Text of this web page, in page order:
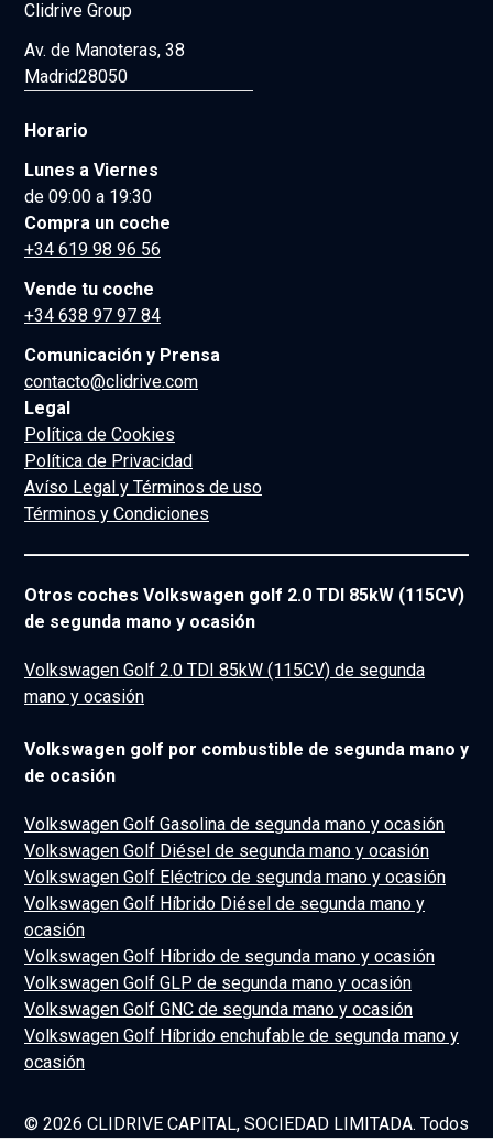
Clidrive Group
Av. de Manoteras, 38
Madrid28050
Horario
Lunes a Viernes
de 09:00 a 19:30
Compra un coche
+34 619 98 96 56
Vende tu coche
+34 638 97 97 84
Comunicación y Prensa
contacto@clidrive.com
Legal
Política de Cookies
Política de Privacidad
Avíso Legal y Términos de uso
Términos y Condiciones
Otros coches Volkswagen golf 2.0 TDI 85kW (115CV)
de segunda mano y ocasión
Volkswagen Golf 2.0 TDI 85kW (115CV) de segunda
mano y ocasión
Volkswagen golf por combustible de segunda mano y
de ocasión
Volkswagen Golf Gasolina de segunda mano y ocasión
Volkswagen Golf Diésel de segunda mano y ocasión
Volkswagen Golf Eléctrico de segunda mano y ocasión
Volkswagen Golf Híbrido Diésel de segunda mano y
ocasión
Volkswagen Golf Híbrido de segunda mano y ocasión
Volkswagen Golf GLP de segunda mano y ocasión
Volkswagen Golf GNC de segunda mano y ocasión
Volkswagen Golf Híbrido enchufable de segunda mano y
ocasión
© 2026 CLIDRIVE CAPITAL, SOCIEDAD LIMITADA. Todos